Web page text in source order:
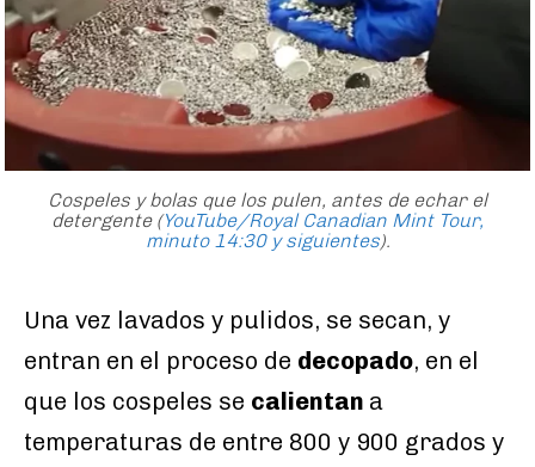
Cospeles y bolas que los pulen, antes de echar el
detergente (YouTube/Royal Canadian Mint Tour,
minuto 14:30 y siguientes).
Una vez lavados y pulidos, se secan, y
entran en el proceso de decopado, en el
que los cospeles se calientan a
temperaturas de entre 800 y 900 grados y